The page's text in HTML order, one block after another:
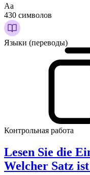
Аа
430 символов
Языки (переводы)
Контрольная работа
Lesen Sie die
Welcher Satz